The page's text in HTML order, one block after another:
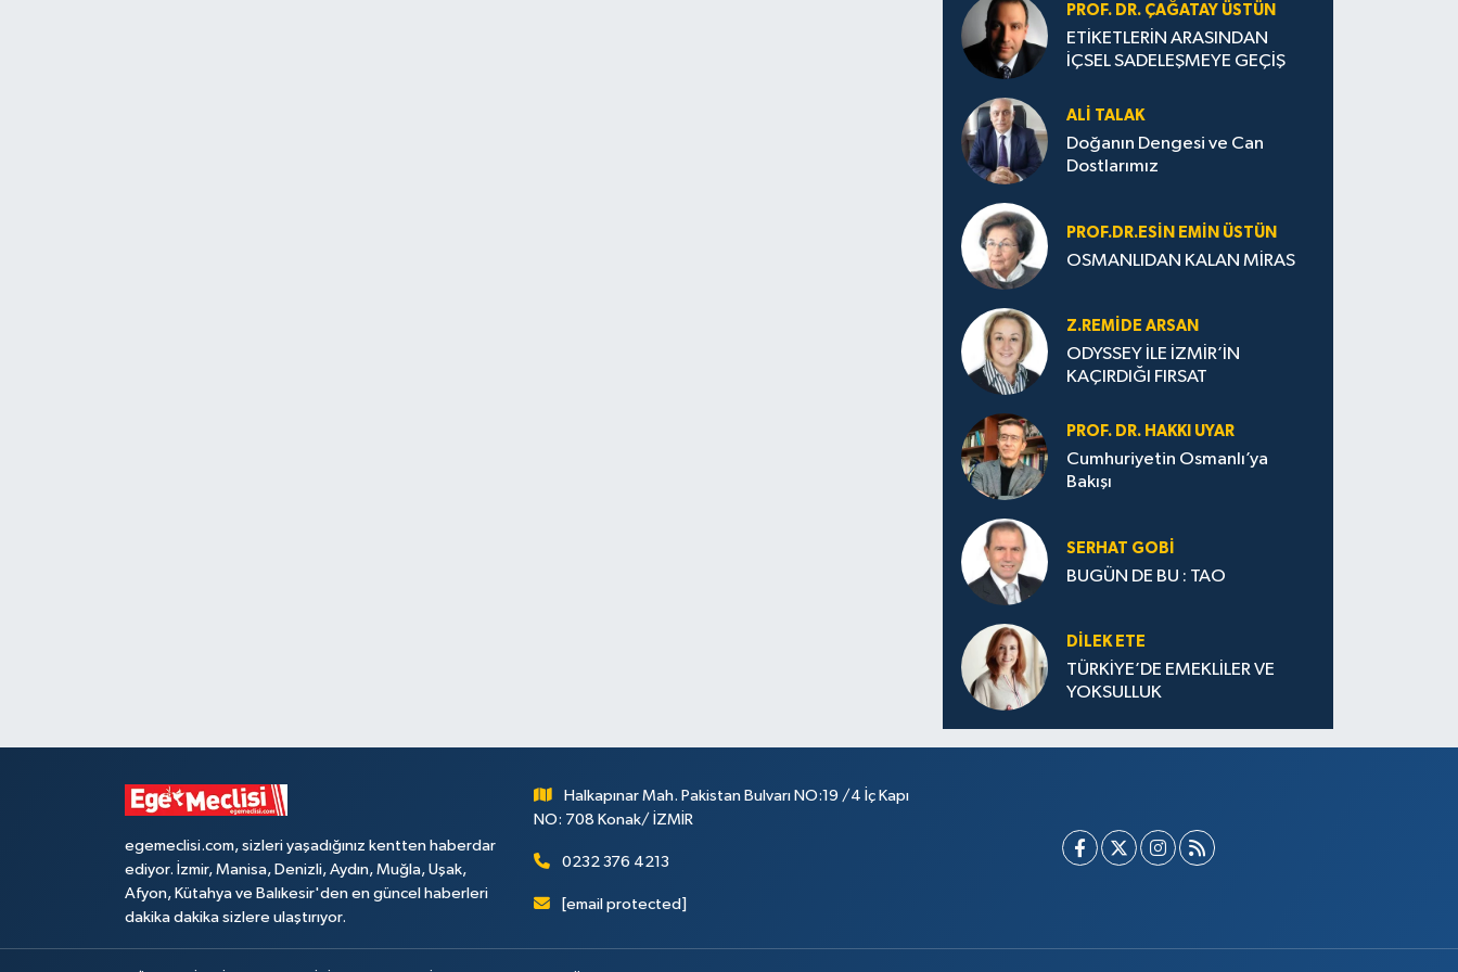
PROF. DR. ÇAĞATAY ÜSTÜN
ETİKETLERİN ARASINDAN
İÇSEL SADELEŞMEYE GEÇİŞ
ALI TALAK
Doğanın Dengesi ve Can
Dostlarımız
PROF.DR.ESIN EMIN ÜSTÜN
OSMANLIDAN KALAN MİRAS
Z.REMIDE ARSAN
ODYSSEY İLE İZMİR’İN
KAÇIRDIĞI FIRSAT
PROF. DR. HAKKI UYAR
Cumhuriyetin Osmanlı’ya
Bakışı
SERHAT GOBİ
BUGÜN DE BU : TAO
DILEK ETE
TÜRKİYE’DE EMEKLİLER VE
YOKSULLUK
egemeclisi.com, sizleri yaşadığınız kentten haberdar
ediyor. İzmir, Manisa, Denizli, Aydın, Muğla, Uşak,
Afyon, Kütahya ve Balıkesir'den en güncel haberleri
dakika dakika sizlere ulaştırıyor.
Halkapınar Mah. Pakistan Bulvarı NO:19 /4 İç Kapı
NO: 708 Konak/ İZMİR
0232 376 4213
[email protected]